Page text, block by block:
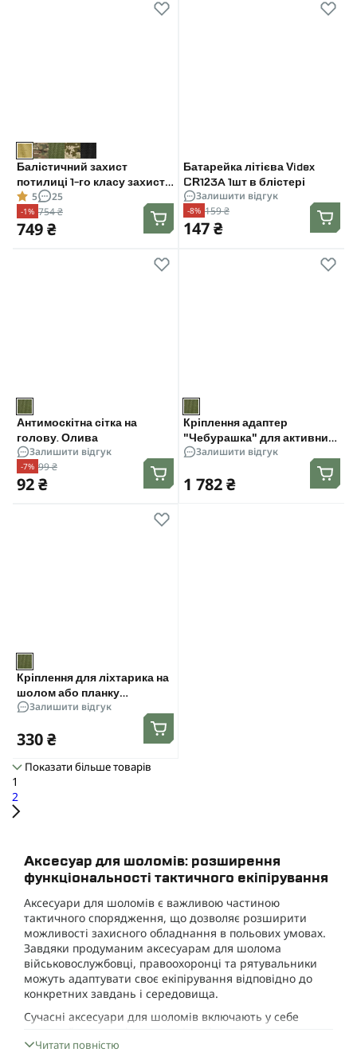
Балістичний захист
потилиці 1-го класу захисту.
CORDURA 1000D. Койот
5 25
-1% 754 ₴
749 ₴
Батарейка літієва Videx
CR123A 1шт в блістері
Залишити відгук
-8% 159 ₴
147 ₴
Антимоскітна сітка на
голову. Олива
Залишити відгук
-7% 99 ₴
92 ₴
Кріплення адаптер
"Чебурашка" для активних
навушників на шолом
Залишити відгук
1 782 ₴
Кріплення для ліхтарика на
шолом або планку
Picatinny. Олива
Залишити відгук
330 ₴
Показати більше товарів
1
2
Аксесуар для шоломів: розширення
функціональності тактичного екіпірування
Аксесуари для шоломів є важливою частиною
тактичного спорядження, що дозволяє розширити
можливості захисного обладнання в польових умовах.
Завдяки продуманим аксесуарам для шолома
військовослужбовці, правоохоронці та рятувальники
можуть адаптувати своє екіпірування відповідно до
конкретних завдань і середовища.
Сучасні аксесуари для шоломів включають у себе
навушників і ліхтарів до камуфляжних чохлів і систем
Читати повністю